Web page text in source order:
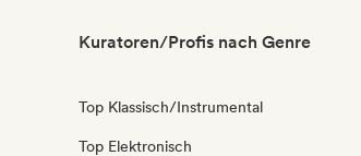
Kuratoren/Profis nach Genre
Top Klassisch/Instrumental
Top Elektronisch